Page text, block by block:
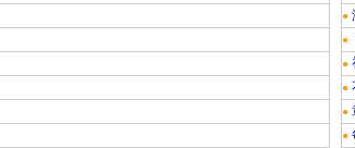
●
●
●
●
●
●